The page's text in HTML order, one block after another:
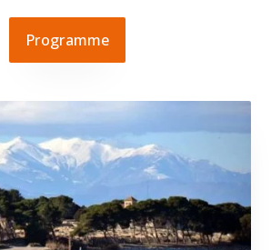
Programme